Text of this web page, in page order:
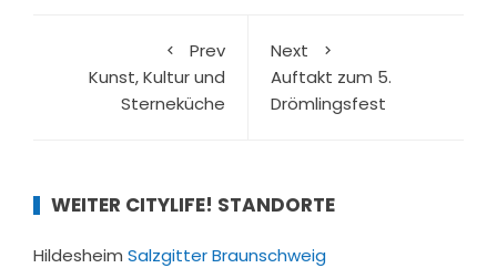
Prev
Kunst, Kultur und
Sterneküche
Next
Auftakt zum 5.
Drömlingsfest
WEITER CITYLIFE! STANDORTE
Hildesheim SalzgitterBraunschweig